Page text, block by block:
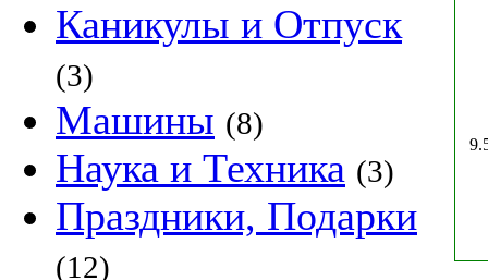
Каникулы и Отпуск
(3)
Машины (8)
Наука и Техника (3)
Праздники, Подарки
(12)